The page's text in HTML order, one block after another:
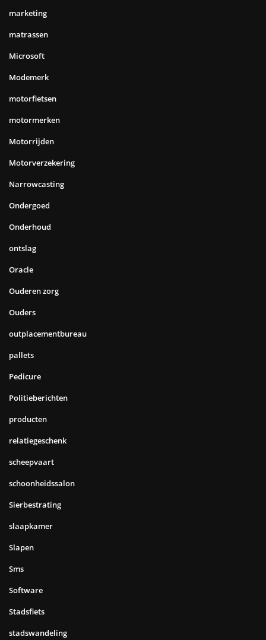
marketing
matrassen
Microsoft
Modemerk
motorfietsen
motormerken
Motorrijden
Motorverzekering
Narrowcasting
Ondergoed
Onderhoud
ontslag
Oracle
Ouderen zorg
Ouders
outplacementbureau
pallets
Pedicure
Politieberichten
producten
relatiegeschenk
scheepvaart
schoonheidssalon
Sierbestrating
slaapkamer
Slapen
Sms
Software
Stadsfiets
stadswandeling